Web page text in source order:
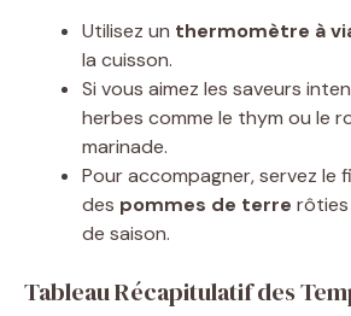
Utilisez un thermomètre à
la cuisson.
Si vous aimez les saveurs
herbes comme le thym ou le
marinade.
Pour accompagner, servez le
des pommes de terre
de saison.
Tableau Récapitulatif des